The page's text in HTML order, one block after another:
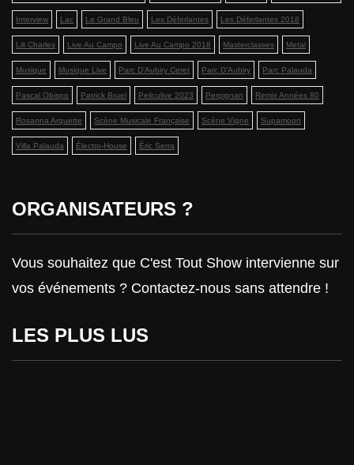
Interview Lac Le Grand Bleu Les Déferlantes Les Déferlantes 2018
Lili Charles Live Au Campo Live Au Campo 2018 Masterclasses Metal
Musique Musique Live Parc D'Aubiry Ceret Parc D’Aubiry Parc Palauda
Pascal Obispo Patrick Bruel Peliculive 2023 Perpignan Remix Années 80
Rosanna Arquette Scène Musicale Française Scène Vigne Supamoon
Villa Palauda Électro-House Éric Serra
ORGANISATEURS ?
Vous souhaitez que C'est Tout Show intervienne sur
vos événements ? Contactez-nous sans attendre !
LES PLUS LUS